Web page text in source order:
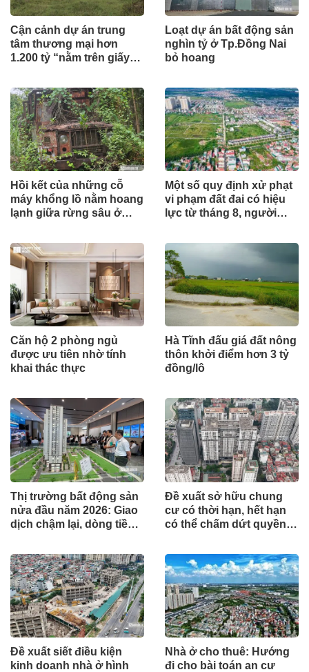
Cận cảnh dự án trung
tâm thương mại hơn
1.200 tỷ “nằm trên giấy”
Loạt dự án bất động sản
nghìn tỷ ở Tp.Đồng Nai
bỏ hoang
Hồi kết của những cỗ
máy khổng lồ nằm hoang
lạnh giữa rừng sâu ở
Một số quy định xử phạt
vi phạm đất đai có hiệu
lực từ tháng 8, người
Căn hộ 2 phòng ngủ
được ưu tiên nhờ tính
khai thác thực
Hà Tĩnh đấu giá đất nông
thôn khởi điểm hơn 3 tỷ
đồng/lô
Thị trường bất động sản
nửa đầu năm 2026: Giao
dịch chậm lại, dòng tiền
trị thực
Đề xuất sở hữu chung
cư có thời hạn, hết hạn
có thể chấm dứt quyền
Đề xuất siết điều kiện
kinh doanh nhà ở hình
Nhà ở cho thuê: Hướng
đi cho bài toán an cư